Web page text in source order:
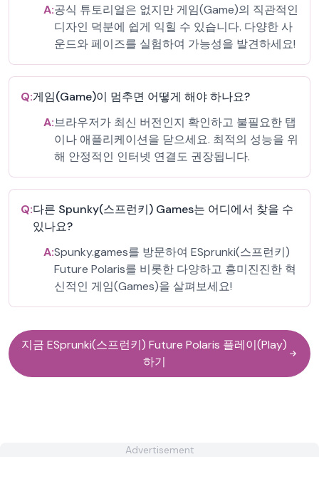
A:공식 튜토리얼은 없지만 게임(Game)의 직관적인
디자인 덕분에 쉽게 익힐 수 있습니다. 다양한 사
운드와 페이즈를 실험하여 가능성을 발견하세요!
Q:게임(Game)이 멈추면 어떻게 해야 하나요?
A:브라우저가 최신 버전인지 확인하고 불필요한 탭
이나 애플리케이션을 닫으세요. 최적의 성능을 위
해 안정적인 인터넷 연결도 권장됩니다.
Q:다른 Spunky(스프런키) Games는 어디에서 찾을 수
있나요?
A:Spunky.games를 방문하여 ESprunki(스프런키)
Future Polaris를 비롯한 다양하고 흥미진진한 혁
신적인 게임(Games)을 살펴보세요!
지금 ESprunki(스프런키) Future Polaris 플레이(Play)
하기
Advertisement